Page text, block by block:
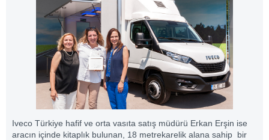
Iveco Türkiye hafif ve orta vasıta satış müdürü Erkan Erşin ise
aracın içinde kitaplık bulunan, 18 metrekarelik alana sahip bir